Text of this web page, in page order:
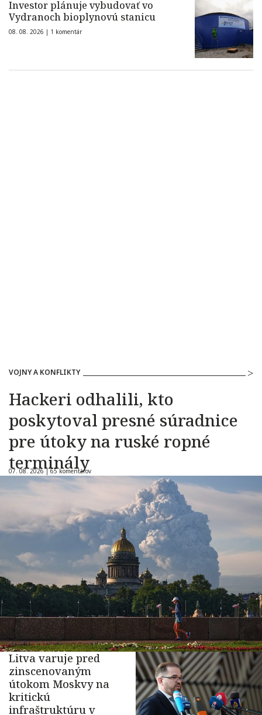
Investor plánuje vybudovať vo
Vydranoch bioplynovú stanicu
08. 08. 2026 | 1 komentár
VOJNY A KONFLIKTY
Hackeri odhalili, kto
poskytoval presné súradnice
pre útoky na ruské ropné
terminály
07. 08. 2026 |65 komentárov
Litva varuje pred
zinscenovaným
útokom Moskvy na
kritickú
infraštruktúru v